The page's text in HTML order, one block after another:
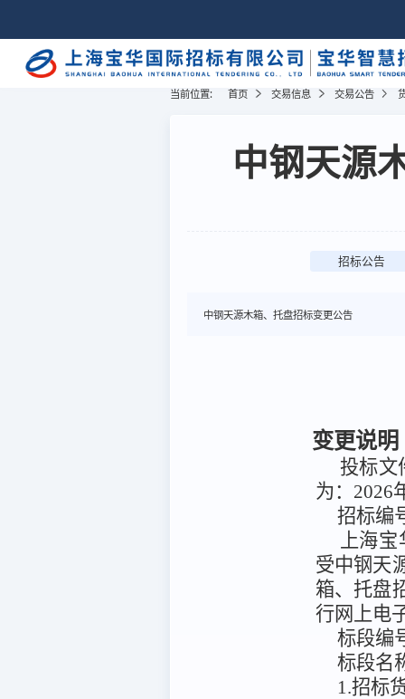
当前位置: 首页 交易信息 交易公告
中钢天源
招标公告
中钢天源木箱、托盘招标变更公告
变更说明
投标文
为：2026
招标编
上海
受中钢天
箱、托盘
行网上电
标段编
标段名
1.招标